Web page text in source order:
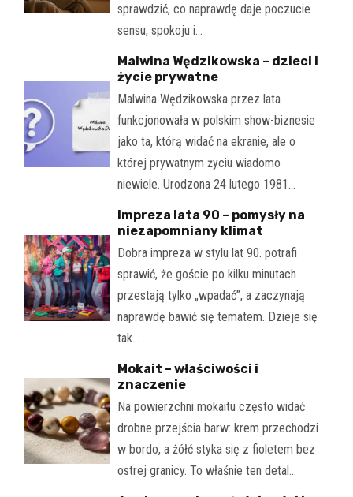
sprawdzić, co naprawdę daje poczucie
sensu, spokoju i…
Malwina Wędzikowska – dzieci i
życie prywatne
Malwina Wędzikowska przez lata
funkcjonowała w polskim show-biznesie
jako ta, którą widać na ekranie, ale o
której prywatnym życiu wiadomo
niewiele. Urodzona 24 lutego 1981…
Impreza lata 90 – pomysły na
niezapomniany klimat
Dobra impreza w stylu lat 90. potrafi
sprawić, że goście po kilku minutach
przestają tylko „wpadać”, a zaczynają
naprawdę bawić się tematem. Dzieje się
tak…
Mokait – właściwości i
znaczenie
Na powierzchni mokaitu często widać
drobne przejścia barw: krem przechodzi
w bordo, a żółć styka się z fioletem bez
ostrej granicy. To właśnie ten detal…